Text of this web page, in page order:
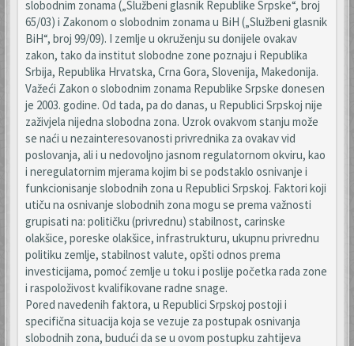
slobodnim zonama („Službeni glasnik Republike Srpske“, broj
65/03) i Zakonom o slobodnim zonama u BiH („Službeni glasnik
BiH“, broj 99/09). I zemlje u okruženju su donijele ovakav
zakon, tako da institut slobodne zone poznaju i Republika
Srbija, Republika Hrvatska, Crna Gora, Slovenija, Makedonija.
Važeći Zakon o slobodnim zonama Republike Srpske donesen
je 2003. godine. Od tada, pa do danas, u Republici Srpskoj nije
zaživjela nijedna slobodna zona. Uzrok ovakvom stanju može
se naći u nezainteresovanosti privrednika za ovakav vid
poslovanja, ali i u nedovoljno jasnom regulatornom okviru, kao
i neregulatornim mjerama kojim bi se podstaklo osnivanje i
funkcionisanje slobodnih zona u Republici Srpskoj. Faktori koji
utiču na osnivanje slobodnih zona mogu se prema važnosti
grupisati na: političku (privrednu) stabilnost, carinske
olakšice, poreske olakšice, infrastrukturu, ukupnu privrednu
politiku zemlje, stabilnost valute, opšti odnos prema
investicijama, pomoć zemlje u toku i poslije početka rada zone
i raspoloživost kvalifikovane radne snage.
Pored navedenih faktora, u Republici Srpskoj postoji i
specifična situacija koja se vezuje za postupak osnivanja
slobodnih zona, budući da se u ovom postupku zahtijeva